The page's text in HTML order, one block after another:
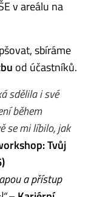
v areálu na
sbíráme
od účastníků.
sdělila i své
během
se mi líbilo, jak
Tvůj
a přístup